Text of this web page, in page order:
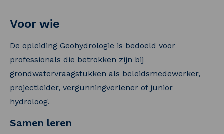
Voor wie
De opleiding Geohydrologie is bedoeld voor
professionals die betrokken zijn bij
grondwatervraagstukken als beleidsmedewerker,
projectleider, vergunningverlener of junior
hydroloog.
Samen leren